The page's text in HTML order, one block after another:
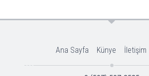
Ana Sayfa Künye İletişim